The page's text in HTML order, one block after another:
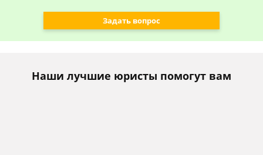
Задать вопрос
Наши лучшие юристы помогут вам